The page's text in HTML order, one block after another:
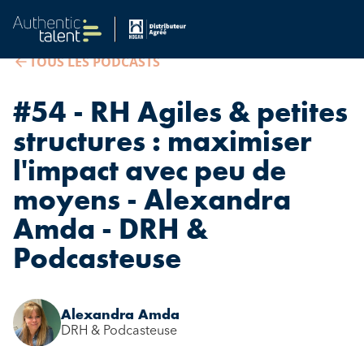
TOUS LES PODCASTS
#54 - RH Agiles & petites
structures : maximiser
l'impact avec peu de
moyens - Alexandra
Amda - DRH &
Podcasteuse
Alexandra Amda
DRH & Podcasteuse